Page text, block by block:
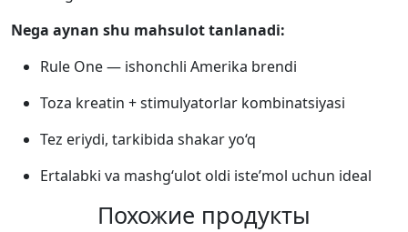
Nega aynan shu mahsulot tanlanadi:
Rule One — ishonchli Amerika brendi
Toza kreatin + stimulyatorlar kombinatsiyasi
Tez eriydi, tarkibida shakar yo‘q
Ertalabki va mashg‘ulot oldi iste’mol uchun ideal
Похожие продукты